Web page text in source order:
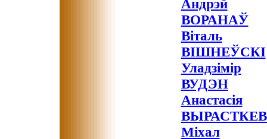
Андрэй
ВОРАНАЎ
Віталь
ВІШНЕЎСКІ
Уладзімір
ВУДЭН
Анастасія
Міхал